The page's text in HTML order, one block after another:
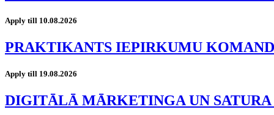
Apply till 10.08.2026
PRAKTIKANTS IEPIRKUMU
Apply till 19.08.2026
DIGITĀLĀ MĀRKETINGA UN